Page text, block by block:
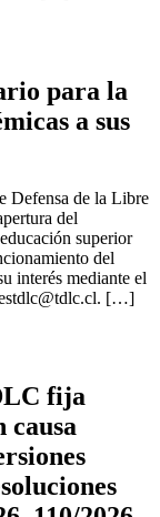
para la
a sus
Defensa de la Libre
del
superior
del
interés mediante el
. […]
fija
causa